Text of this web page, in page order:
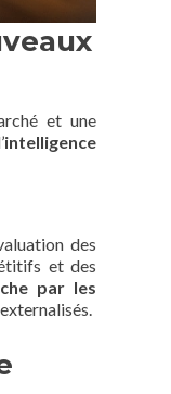
et une
intelligence
des
et des
par les